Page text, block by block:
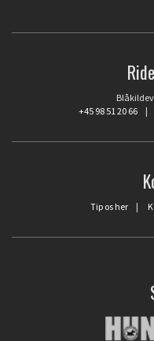
+45 98 51 20 66|
Tip os her |